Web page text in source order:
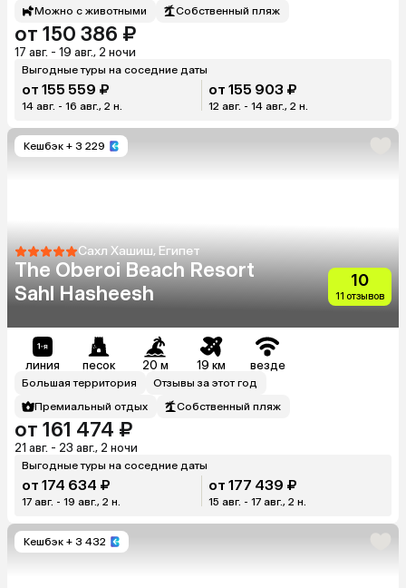
Можно с животными Собственный пляж
от 150 386 ₽
17 авг. - 19 авг., 2 ночи
Выгодные туры на соседние даты
от 155 559 ₽
14 авг. - 16 авг., 2 н.
от 155 903 ₽
12 авг. - 14 авг., 2 н.
Кешбэк + 3 229
Сахл Хашиш, Египет
The Oberoi Beach Resort
Sahl Hasheesh
10
11 отзывов
линия песок 20 м 19 км везде
Большая территория
Отзывы за этот год
Премиальный отдых
Собственный пляж
от 161 474 ₽
21 авг. - 23 авг., 2 ночи
Выгодные туры на соседние даты
от 174 634 ₽
17 авг. - 19 авг., 2 н.
от 177 439 ₽
15 авг. - 17 авг., 2 н.
Кешбэк + 3 432